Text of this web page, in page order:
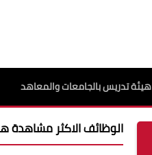
تدريس بالجامعات والمعاهد
الوظائف الاكثر مشاهدة